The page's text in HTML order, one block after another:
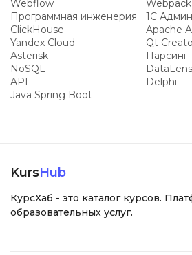
Webflow
Webpack
Программная инженерия
1С
ClickHouse
Apache
Yandex Cloud
Qt
Asterisk
Парсинг
NoSQL
DataLens
API
Delphi
Java Spring Boot
KursHub
КурсХаб - это каталог курсов.
образовательных услуг.